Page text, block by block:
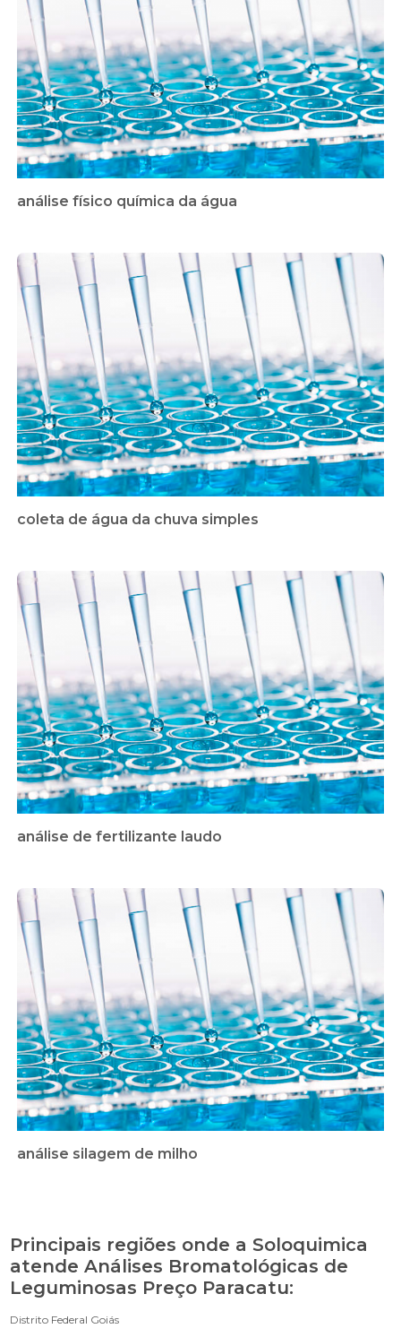
análise físico química da água
coleta de água da chuva simples
análise de fertilizante laudo
análise silagem de milho
Principais regiões onde a Soloquimica
atende Análises Bromatológicas de
Leguminosas Preço Paracatu:
Distrito Federal Goiás